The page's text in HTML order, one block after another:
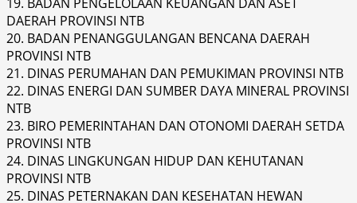
DAERAH PROVINSI NTB
20. BADAN PENANGGULANGAN BENCANA DAERAH
PROVINSI NTB
21. DINAS PERUMAHAN DAN PEMUKIMAN PROVINSI NTB
22. DINAS ENERGI DAN SUMBER DAYA MINERAL PROVINSI
NTB
23. BIRO PEMERINTAHAN DAN OTONOMI DAERAH SETDA
PROVINSI NTB
24. DINAS LINGKUNGAN HIDUP DAN KEHUTANAN
PROVINSI NTB
25. DINAS PETERNAKAN DAN KESEHATAN HEWAN